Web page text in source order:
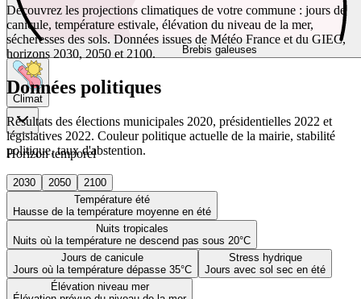
Brebis galeuses
Climat
Horizon temporel
2030 2050
2100
Température été
Hausse de la température moyenne en été
Nuits tropicales
Nuits où la température ne descend pas sous 20°C
Jours de canicule
Jours où la température dépasse 35°C
Stress hydrique
Jours avec sol sec en été
Élévation niveau mer
Découvrez les projections climatiques de votre commune : jours de
canicule, température estivale, élévation du niveau de la mer,
sécheresses des sols. Données issues de Météo France et du GIEC,
horizons 2030, 2050 et 2100.
Données politiques
Résultats des élections municipales 2020, présidentielles 2022 et
législatives 2022. Couleur politique actuelle de la mairie, stabilité
politique, taux d'abstention.